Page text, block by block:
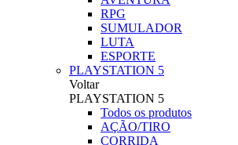
RPG
SUMULADOR
LUTA
ESPORTE
PLAYSTATION 5
Voltar
PLAYSTATION 5
Todos os produtos
AÇÃO/TIRO
CORRIDA